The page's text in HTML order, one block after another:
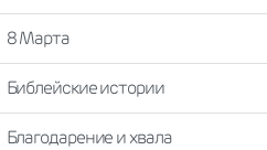
8 Марта
Библейские истории
Благодарение и хвала